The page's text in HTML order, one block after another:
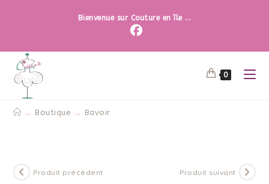
Bienvenue sur Couture en île ...
0
... Boutique ... Bavoir
Produit précédent Produit suivant